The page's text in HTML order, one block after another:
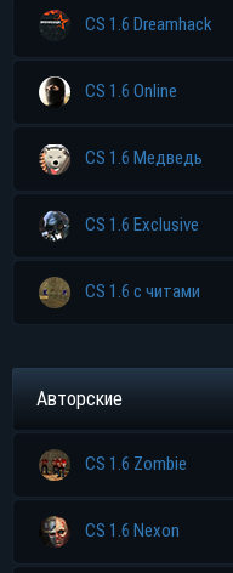
CS 1.6 Dreamhack
CS 1.6 Online
CS 1.6 Медведь
CS 1.6 Exclusive
CS 1.6 с читами
Авторские
CS 1.6 Zombie
CS 1.6 Nexon